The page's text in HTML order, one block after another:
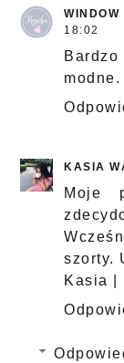
WINDOW
18:02
modne.
KASIA
Moje
szorty.
Kasia |